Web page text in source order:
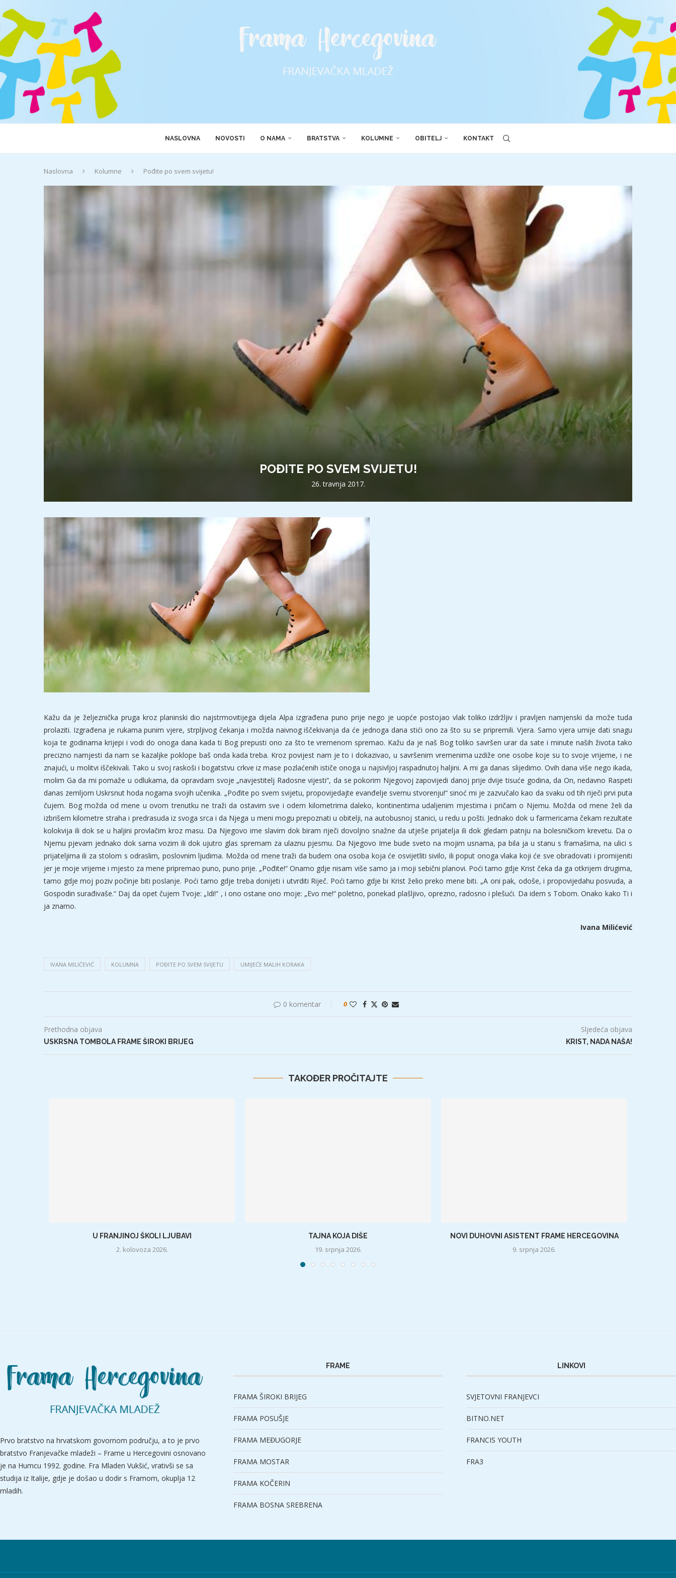
NASLOVNA NOVOSTI O NAMA BRATSTVA KOLUMNE OBITELJ KONTAKT
Naslovna Kolumne Pođite po svem svijetu!
POĐITE PO SVEM SVIJETU!
26. travnja 2017.
Kažu da je željeznička pruga kroz planinski dio najstrmovitijega dijela Alpa izgrađena puno prije nego je uopće postojao vlak toliko izdržljiv i pravljen namjenski da može tuda
prolaziti. Izgrađena je rukama punim vjere, strpljivog čekanja i možda naivnog iščekivanja da će jednoga dana stići ono za što su se pripremili. Vjera. Samo vjera umije dati snagu
koja te godinama krijepi i vodi do onoga dana kada ti Bog prepusti ono za što te vremenom spremao. Kažu da je naš Bog toliko savršen urar da sate i minute naših života tako
precizno namjesti da nam se kazaljke poklope baš onda kada treba. Kroz povijest nam je to i dokazivao, u savršenim vremenima uzdiže one osobe koje su to svoje vrijeme, i ne
znajući, u molitvi iščekivali. Tako u svoj raskoši i bogatstvu crkve iz mase pozlaćenih ističe onoga u najsivljoj raspadnutoj haljini. A mi ga danas slijedimo. Ovih dana više nego ikada,
molim Ga da mi pomaže u odlukama, da opravdam svoje „navjestitelj Radosne vijesti“, da se pokorim Njegovoj zapovijedi danoj prije dvije tisuće godina, da On, nedavno Raspeti
danas zemljom Uskrsnut hoda nogama svojih učenika. „Pođite po svem svijetu, propovijedajte evanđelje svemu stvorenju!“ sinoć mi je zazvučalo kao da svaku od tih riječi prvi puta
čujem. Bog možda od mene u ovom trenutku ne traži da ostavim sve i odem kilometrima daleko, kontinentima udaljenim mjestima i pričam o Njemu. Možda od mene želi da
izbrišem kilometre straha i predrasuda iz svoga srca i da Njega u meni mogu prepoznati u obitelji, na autobusnoj stanici, u redu u pošti. Jednako dok u farmericama čekam rezultate
kolokvija ili dok se u haljini provlačim kroz masu. Da Njegovo ime slavim dok biram riječi dovoljno snažne da utješe prijatelja ili dok gledam patnju na bolesničkom krevetu. Da o
Njemu pjevam jednako dok sama vozim ili dok ujutro glas spremam za ulaznu pjesmu. Da Njegovo Ime bude sveto na mojim usnama, pa bila ja u stanu s framašima, na ulici s
prijateljima ili za stolom s odraslim, poslovnim ljudima. Možda od mene traži da budem ona osoba koja će osvijetliti sivilo, ili poput onoga vlaka koji će sve obradovati i promijeniti
jer je moje vrijeme i mjesto za mene pripremao puno, puno prije. „Pođite!“ Onamo gdje nisam više samo ja i moji sebični planovi. Poći tamo gdje Krist čeka da ga otkrijem drugima,
tamo gdje moj poziv počinje biti poslanje. Poći tamo gdje treba donijeti i utvrditi Riječ. Poći tamo gdje bi Krist želio preko mene biti. „A oni pak, odoše, i propovijedahu posvuda, a
Gospodin surađivaše.“ Daj da opet čujem Tvoje: „Idi!“ , i ono ostane ono moje: „Evo me!“ poletno, ponekad plašljivo, oprezno, radosno i plešući. Da idem s Tobom. Onako kako Ti i
ja znamo.
Ivana Milićević
IVANA MILIĆEVIĆ KOLUMNA POĐITE PO SVEM SVIJETU UMIJEĆE MALIH KORAKA
0 komentar 0
Prethodna objava
USKRSNA TOMBOLA FRAME ŠIROKI BRIJEG
Sljedeća objava
KRIST, NADA NAŠA!
TAKOĐER PROČITAJTE
U FRANJINOJ ŠKOLI LJUBAVI
2. kolovoza 2026.
TAJNA KOJA DIŠE
19. srpnja 2026.
NOVI DUHOVNI ASISTENT FRAME HERCEGOVINA
9. srpnja 2026.
Prvo bratstvo na hrvatskom govornom području, a to je prvo
bratstvo Franjevačke mladeži – Frame u Hercegovini osnovano
je na Humcu 1992. godine. Fra Mladen Vukšić, vrativši se sa
studija iz Italije, gdje je došao u dodir s Framom, okuplja 12
mladih.
FRAME
FRAMA ŠIROKI BRIJEG
FRAMA POSUŠJE
FRAMA MEĐUGORJE
FRAMA MOSTAR
FRAMA KOČERIN
FRAMA BOSNA SREBRENA
LINKOVI
SVJETOVNI FRANJEVCI
BITNO.NET
FRANCIS YOUTH
FRA3